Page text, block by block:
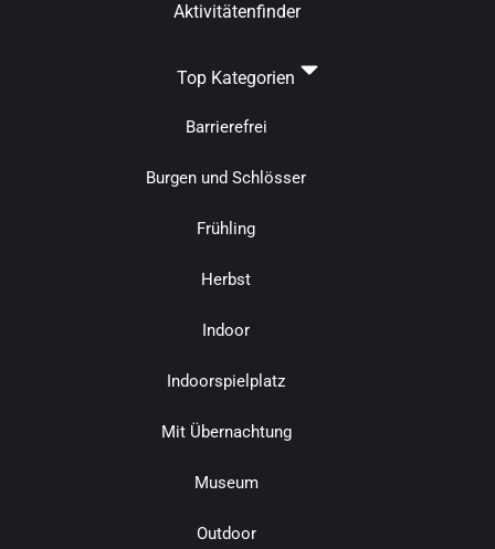
Aktivitätenfinder
Top Kategorien
Barrierefrei
Burgen und Schlösser
Frühling
Herbst
Indoor
Indoorspielplatz
Mit Übernachtung
Museum
Outdoor